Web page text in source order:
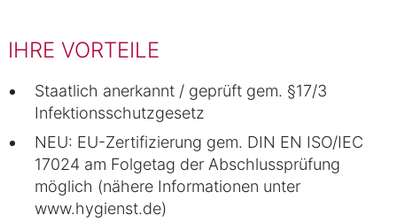
IHRE VORTEILE
Staatlich anerkannt / geprüft gem. §17/3
Infektionsschutzgesetz
NEU: EU-Zertifizierung gem. DIN EN ISO/IEC
17024 am Folgetag der Abschlussprüfung
möglich (nähere Informationen unter
www.hygienst.de)